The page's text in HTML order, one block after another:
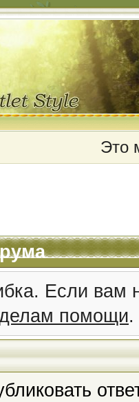
Это
Если вам
помощи.